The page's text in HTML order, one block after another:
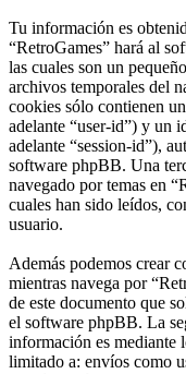
Tu información es
“RetroGames” hará al
las cuales son un
archivos temporales del
cookies sólo contienen
adelante “user-id”) y un
adelante “session-id”),
software phpBB. Una
navegado por temas en
cuales han sido leídos,
usuario.
Además podemos crear
mientras navega por
de este documento que
el software phpBB. La
información es mediante
limitado a: envíos como